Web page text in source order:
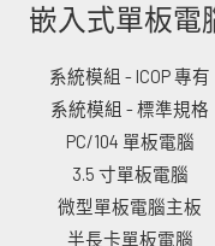
嵌入式單板電
系統模組 - ICOP 專有
系統模組 - 標準規格
PC/104 單板電腦
3.5 寸單板電腦
微型單板電腦主板
半長卡單板電腦